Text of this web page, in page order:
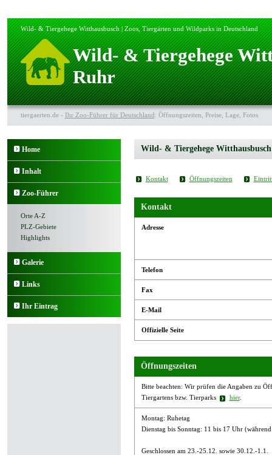
Wild- & Tiergehege Witthausbusch | Zoos, Tiergärten und Wildparks in Deutschland
Wild- & Tiergehege
Ruhr
tiergaerten.de - Ihr Zoo-Führer für Deutschland: Öffnungszeiten, Preise, Lage, Fotos
Home
Inhalt
Zoo-Führer
Orte A-Z
PLZ-Gebiete
Highlights
Galerie
Links
Ihr Eintrag
Wild- & Tiergehege Witthausbusch
Kontakt Öffnungszeiten
Kontakt
Adresse
Telefon
Fax
E-Mail
Offizielle Seite
Öffnungszeiten
Bitte beachten: Wir prüfen die Angaben zu
Tiergartens bzw. Tierparks
hier.
Montag: Ruhetag
Dienstag bis Sonntag: 11 bis 17 Uhr
Geschlossen am 23.-25.12. sowie 30.12.-1.1.